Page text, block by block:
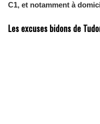
C1, et notamment à
Les excuses bidons de